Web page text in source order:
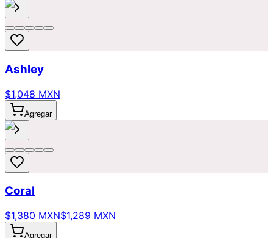
Ashley
$1,048 MXN
Agregar
Coral
$1,380 MXN$1,289 MXN
Agregar